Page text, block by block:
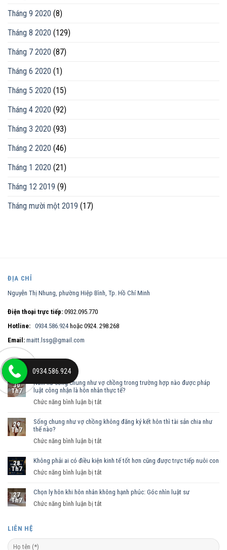
Tháng 9 2020 (8)
Tháng 8 2020 (129)
Tháng 7 2020 (87)
Tháng 6 2020 (1)
Tháng 5 2020 (15)
Tháng 4 2020 (92)
Tháng 3 2020 (93)
Tháng 2 2020 (46)
Tháng 1 2020 (21)
Tháng 12 2019 (9)
Tháng mười một 2019 (17)
ĐỊA CHỈ
Nguyễn Thị Nhung, phường Hiệp Bình, Tp. Hồ Chí Minh
Điện thoại trực tiếp: 0932.095.770
Hotline: 0934.586.924 hoặc 0924. 298.268
Email: maitt.lssg@gmail.com
BÀI VIẾT MỚI
30
Th7
Nam nữ sống chung như vợ chồng trong trường hợp nào được pháp
luật công nhận là hôn nhân thực tế?
Chức năng bình luận bị tắt
nữ
vợ
trường
29
Th7
Sống chung như vợ chồng không đăng ký kết hôn thì tài sản chia như
thế nào?
Chức năng bình luận bị tắt
chung
chồng
28
Th7
Không phải ai có điều kiện kinh tế tốt hơn cũng được trực tiếp nuôi con
Chức năng bình luận bị tắt
phải
27
Th7
Chọn ly hôn khi hôn nhân không hạnh phúc: Góc nhìn luật sư
Chức năng bình luận bị tắt
LIÊN HỆ
0934.586.924